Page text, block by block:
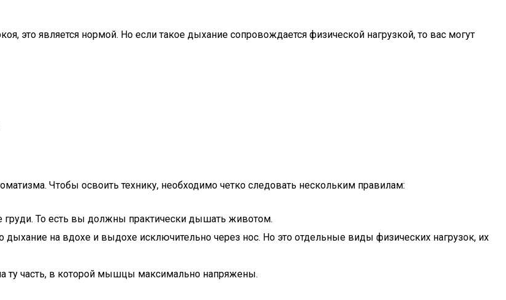
это является нормой. Но если такое дыхание сопровождается физической нагрузкой, то вас могут
Чтобы освоить технику, необходимо четко следовать нескольким правилам:
То есть вы должны практически дышать животом.
дыхание на вдохе и выдохе исключительно через нос. Но это отдельные виды физических нагрузок, их
часть, в которой мышцы максимально напряжены.